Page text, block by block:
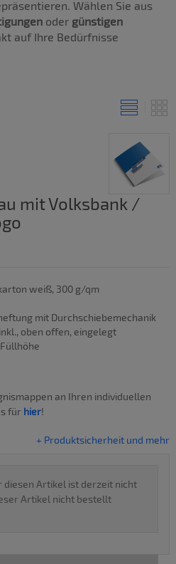
Wählen Sie aus
oder günstigen
auf Ihre Bedürfnisse
mit Volksbank /
weiß, 300 g/qm
mit Durchschiebemechanik
oben offen, eingelegt
an Ihren individuellen
für hier!
+ Produktsicherheit und mehr
Artikel ist derzeit nicht
Artikel nicht bestellt